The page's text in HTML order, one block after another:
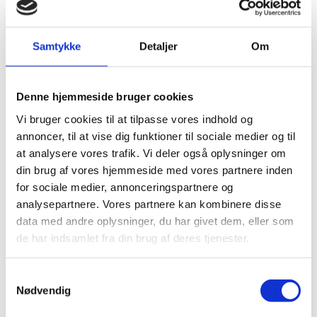
Samtykke Detaljer Om
Denne hjemmeside bruger cookies
Vi bruger cookies til at tilpasse vores indhold og
annoncer, til at vise dig funktioner til sociale medier og til
at analysere vores trafik. Vi deler også oplysninger om
din brug af vores hjemmeside med vores partnere inden
for sociale medier, annonceringspartnere og
analysepartnere. Vores partnere kan kombinere disse
data med andre oplysninger, du har givet dem, eller som
de har indsamlet fra din brug af deres tjenester.
Nødvendig
fra institutionens gennemsnitlige optag de seneste 5
år, betyder, at institutioner, der har øget optaget over
de seneste 5 år, skal reducere mere i forhold til det
seneste optag - eller være negativ.
Praktisk implementering
Institutionerne kan i dialog med ministeriet beslutte,
hvordan reduktionen af optaget fordeles mellem de
dimensionerede uddannelser og udbud. Institutionerne
kan desuden efter godkendelse flytte op til 15 pct. af
den samlede reduktion til uddannelser, der ikke er
udtaget til dimensionering efter beregningsmodellen,
hvis dette kan begrundes med udgangspunkt i
Institutionerne kan herved friholde uddannelser for